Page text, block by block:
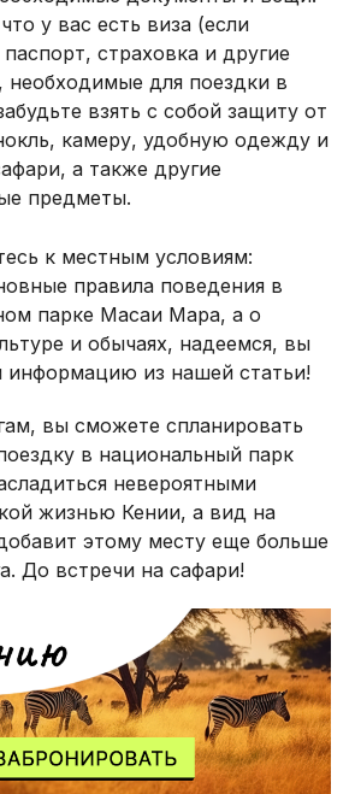
у вас есть виза (если
паспорт, страховка и другие
необходимые для поездки в
взять с собой защиту от
камеру, удобную одежду и
а также другие
предметы.
к местным условиям:
правила поведения в
парке Масаи Мара, а о
и обычаях, надеемся, вы
информацию из нашей статьи!
вы сможете спланировать
в национальный парк
невероятными
жизнью Кении, а вид на
этому месту еще больше
До встречи на сафари!